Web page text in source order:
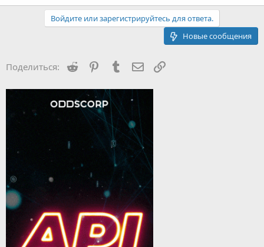
Войдите или зарегистрируйтесь для ответа.
Новые сообщения
Поделиться: Reddit PinterestTumblr Электронная почта